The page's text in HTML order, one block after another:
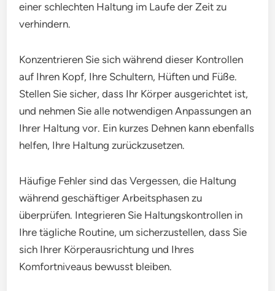
einer schlechten Haltung im Laufe der Zeit zu
verhindern.
Konzentrieren Sie sich während dieser Kontrollen
auf Ihren Kopf, Ihre Schultern, Hüften und Füße.
Stellen Sie sicher, dass Ihr Körper ausgerichtet ist,
und nehmen Sie alle notwendigen Anpassungen an
Ihrer Haltung vor. Ein kurzes Dehnen kann ebenfalls
helfen, Ihre Haltung zurückzusetzen.
Häufige Fehler sind das Vergessen, die Haltung
während geschäftiger Arbeitsphasen zu
überprüfen. Integrieren Sie Haltungskontrollen in
Ihre tägliche Routine, um sicherzustellen, dass Sie
sich Ihrer Körperausrichtung und Ihres
Komfortniveaus bewusst bleiben.